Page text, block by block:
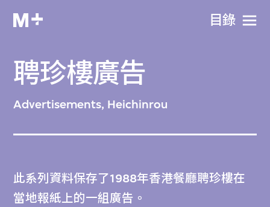
目​錄
聘珍樓廣告
Advertisements, Heichinrou
此系列資料保存了1988年香港餐廳聘珍樓在
當地報紙上的一組廣告。